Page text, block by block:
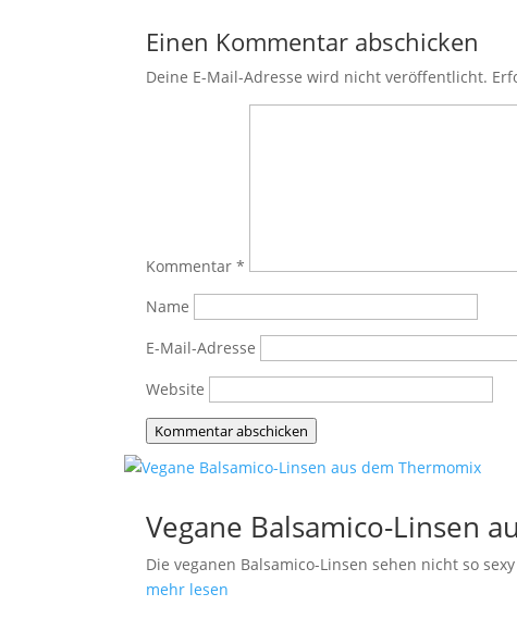
Einen Kommentar abschicken
Deine E-Mail-Adresse wird nicht veröffentlicht.
Kommentar*
Name
E-Mail-Adresse
Website
Kommentar abschicken
Vegane Balsamico-Linsen
Die veganen Balsamico-Linsen sehen nicht so
mehr lesen